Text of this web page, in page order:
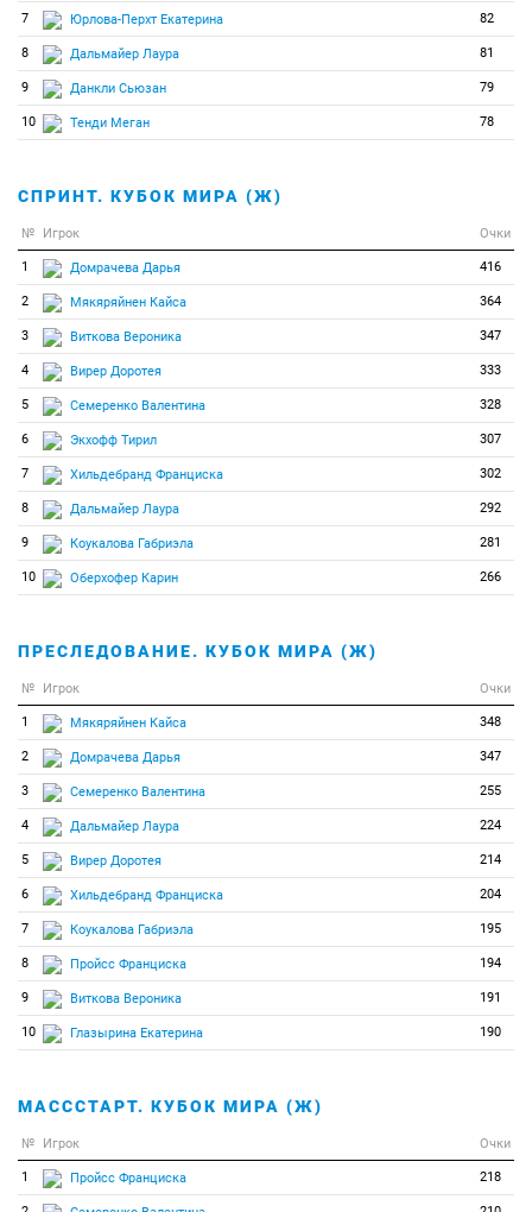
7 Юрлова-Перхт Екатерина 82
8 Дальмайер Лаура 81
9 Данкли Сьюзан 79
10 Тенди Меган 78
СПРИНТ. КУБОК МИРА (Ж)
№ Игрок Очки
1 Домрачева Дарья 416
2 Мякяряйнен Кайса 364
3 Виткова Вероника 347
4 Вирер Доротея 333
5 Семеренко Валентина 328
6 Экхофф Тирил 307
7 Хильдебранд Франциска 302
8 Дальмайер Лаура 292
9 Коукалова Габриэла 281
10 Оберхофер Карин 266
ПРЕСЛЕДОВАНИЕ. КУБОК МИРА (Ж)
№ Игрок Очки
1 Мякяряйнен Кайса 348
2 Домрачева Дарья 347
3 Семеренко Валентина 255
4 Дальмайер Лаура 224
5 Вирер Доротея 214
6 Хильдебранд Франциска 204
7 Коукалова Габриэла 195
8 Пройсс Франциска 194
9 Виткова Вероника 191
10 Глазырина Екатерина 190
МАСССТАРТ. КУБОК МИРА (Ж)
№ Игрок Очки
1 Пройсс Франциска 218